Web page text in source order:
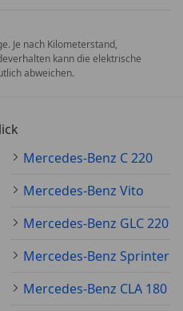
Je nach Kilometerstand,
kann die elektrische
abweichen.
Mercedes-Benz C 220
Mercedes-Benz Vito
Mercedes-Benz GLC 220
Mercedes-Benz Sprinter
Mercedes-Benz CLA 180